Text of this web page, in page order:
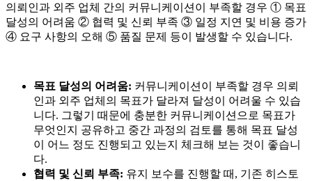
의뢰인과 외주 업체 간의 커뮤니케이션이 부족할 경우 ① 목표
달성의 어려움 ② 협력 및 신뢰 부족 ③ 일정 지연 및 비용 증가
④ 요구 사항의 오해 ⑤ 품질 문제 등이 발생할 수 있습니다.
목표 달성의 어려움: 커뮤니케이션이 부족할 경우 의뢰
인과 외주 업체의 목표가 달라져 달성이 어려울 수 있습
니다. 그렇기 때문에 충분한 커뮤니케이션으로 목표가
무엇인지 공유하고 중간 과정의 검토를 통해 목표 달성
이 어느 정도 진행되고 있는지 체크해 보는 것이 좋습니
다.
협력 및 신뢰 부족: 유지 보수를 진행할 때, 기존 히스토